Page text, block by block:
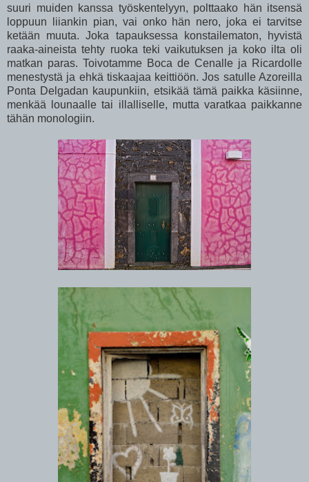
suuri muiden kanssa työskentelyyn, polttaako hän itsensä
loppuun liiankin pian, vai onko hän nero, joka ei tarvitse
ketään muuta. Joka tapauksessa konstailematon, hyvistä
raaka-aineista tehty ruoka teki vaikutuksen ja koko ilta oli
matkan paras. Toivotamme Boca de Cenalle ja Ricardolle
menestystä ja ehkä tiskaajaa keittiöön. Jos satulle Azoreilla
Ponta Delgadan kaupunkiin, etsikää tämä paikka käsiinne,
menkää lounaalle tai illalliselle, mutta varatkaa paikkanne
tähän monologiin.